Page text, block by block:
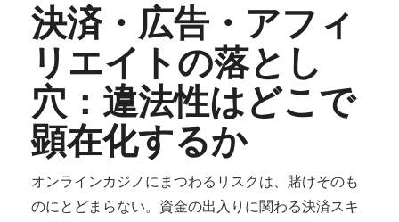
決済・広告・アフィ
リエイトの落とし
穴：違法性はどこで
顕在化するか
オンラインカジノにまつわるリスクは、賭けそのも
のにとどまらない。資金の出入りに関わる決済スキ